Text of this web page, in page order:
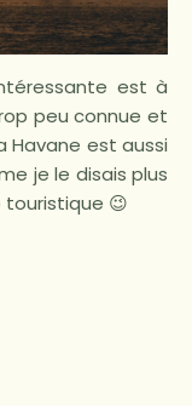
est à
peu connue et
Havane est aussi
je le disais plus
touristique 😉